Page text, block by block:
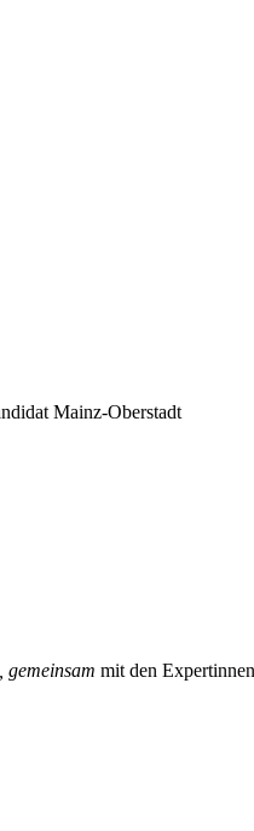
Mainz-Oberstadt
mit den